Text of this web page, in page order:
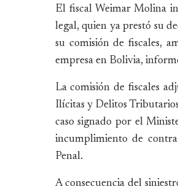
El fiscal Weimar Molina
legal, quien ya prestó su
su comisión de fiscales,
empresa en Bolivia,
La comisión de fiscales
Ilícitas y Delitos
caso signado por el
incumplimiento de
Penal.
A consecuencia del